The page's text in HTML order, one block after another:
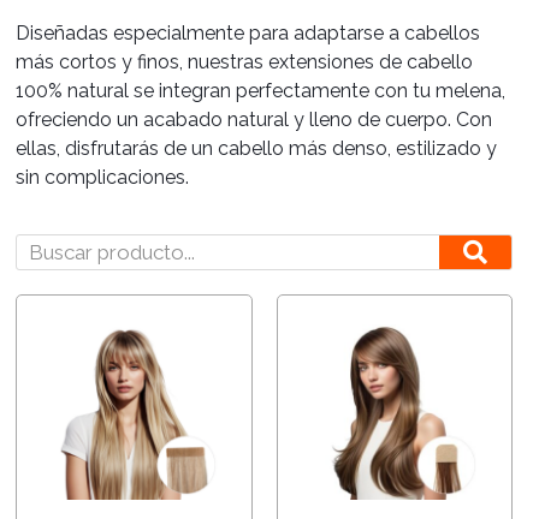
Diseñadas especialmente para adaptarse a cabellos
más cortos y finos, nuestras extensiones de cabello
100% natural se integran perfectamente con tu melena,
ofreciendo un acabado natural y lleno de cuerpo. Con
ellas, disfrutarás de un cabello más denso, estilizado y
sin complicaciones.